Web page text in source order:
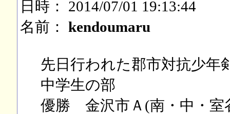
日時： 2014/07/01 19:13:44
名前： kendoumaru
先日行われた郡市対抗少年
中学生の部
優勝 金沢市Ａ(南・中・室